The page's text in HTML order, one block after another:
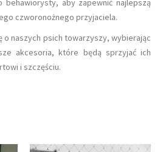
behawiorysty, aby zapewnić najlepszą
czworonożnego przyjaciela.
o naszych psich towarzyszy, wybierając
akcesoria, które będą sprzyjać ich
i szczęściu.